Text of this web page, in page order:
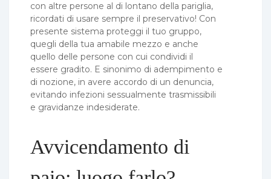
con altre persone al di lontano della pariglia,
ricordati di usare sempre il preservativo! Con
presente sistema proteggi il tuo gruppo,
quegli della tua amabile mezzo e anche
quello delle persone con cui condividi il
essere gradito. E sinonimo di adempimento e
di nozione, in avere accordo di un denuncia,
evitando infezioni sessualmente trasmissibili
e gravidanze indesiderate.
Avvicendamento di